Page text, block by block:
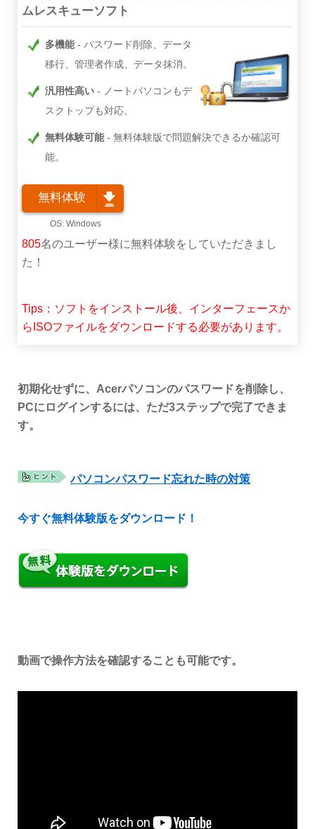
ムレスキューソフト
多機能
パスワード削除、データ
移行、管理者作成、データ抹消。
汎用性高い
ノートパソコンもデ
スクトップも対応。
無料体験可能
無料体験版で問題解決できるか確認可
能。
無料体験
805名のユーザー様に無料体験をしていただきまし
た！
Tips：ソフトをインストール後、インターフェースか
らISOファイルをダウンロードする必要があります。
初期化せずに、Acerパソコンのパスワードを削除し、
PCにログインするには、ただ3ステップで完了できま
す。
パソコンパスワード忘れた時の対策
今すぐ無料体験版をダウンロード！
動画で操作方法を確認することも可能です。